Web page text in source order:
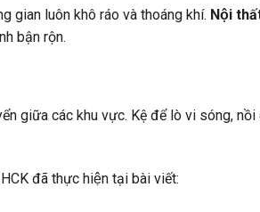
gian luôn khô ráo và thoáng khí. Nội
bận rộn.
giữa các khu vực. Kệ để lò vi sóng, nồi
đã thực hiện tại bài viết: